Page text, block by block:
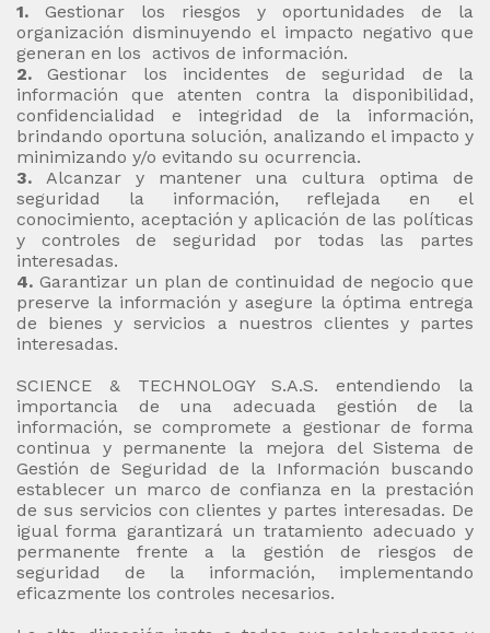
1. Gestionar los riesgos y oportunidades de la
organización disminuyendo el impacto negativo que
generan en los activos de información.
2.Gestionar los incidentes de seguridad de la
información que atenten contra la disponibilidad,
confidencialidad e integridad de la información,
brindando oportuna solución, analizando el impacto y
minimizando y/o evitando su ocurrencia.
3. Alcanzar y mantener una cultura optima de
seguridad la información, reflejada en el
conocimiento, aceptación y aplicación de las políticas
y controles de seguridad por todas las partes
interesadas.
4. Garantizar un plan de continuidad de negocio que
preserve la información y asegure la óptima entrega
de bienes y servicios a nuestros clientes y partes
interesadas.
SCIENCE & TECHNOLOGY S.A.S. entendiendo la
importancia de una adecuada gestión de la
información, se compromete a gestionar de forma
continua y permanente la mejora del Sistema de
Gestión de Seguridad de la Información buscando
establecer un marco de confianza en la prestación
de sus servicios con clientes y partes interesadas. De
igual forma garantizará un tratamiento adecuado y
permanente frente a la gestión de riesgos de
seguridad de la información, implementando
eficazmente los controles necesarios.